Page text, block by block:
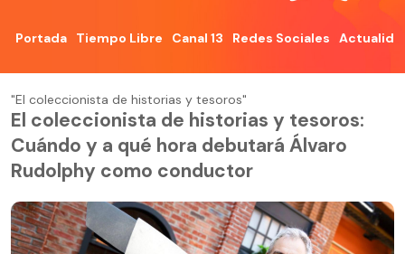
Portada Tiempo Libre Canal 13 Redes Sociales
"El coleccionista de historias y tesoros"
El coleccionista de historias y tesoros:
Cuándo y a qué hora debutará Álvaro
Rudolphy como conductor